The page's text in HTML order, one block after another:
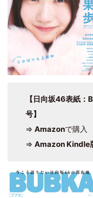
【日向坂46表紙
号】
⇒ Amazonで購入
⇒ Amazon Kindle